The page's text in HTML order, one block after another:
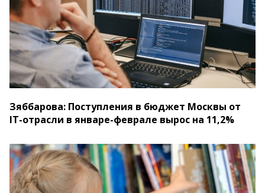
Зяббарова: Поступления в бюджет Москвы от
IT-отрасли в январе-феврале вырос на 11,2%